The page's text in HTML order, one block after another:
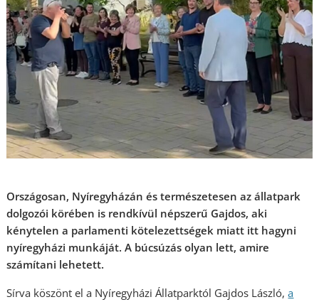
Országosan, Nyíregyházán és természetesen az állatpark
dolgozói körében is rendkívül népszerű Gajdos, aki
kénytelen a parlamenti kötelezettségek miatt itt hagyni
nyíregyházi munkáját. A búcsúzás olyan lett, amire
számítani lehetett.
Sírva köszönt el a Nyíregyházi Állatparktól Gajdos László,a